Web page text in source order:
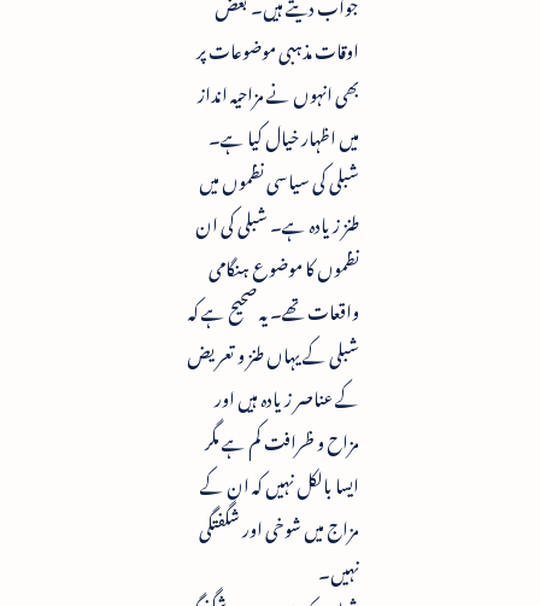
اوقات مذہبی موضوعات پر
بھی انہوں نے مزاحیہ انداز
میں اظہار خیال کیا ہے۔
شبلی کی سیاسی نظموں میں
طنز زیادہ ہے۔ شبلی کی ان
نظموں کا موضوع ہنگامی
واقعات تھے۔ یہ صحیح ہے کہ
شبلی کے یہاں طنز و تعریض
کے عناصر زیادہ ہیں اور
مزاح و ظرافت کم ہے مگر
ایسا بالکل نہیں کہ ان کے
مزاج میں شوخی اور شگفتگی
نہیں۔